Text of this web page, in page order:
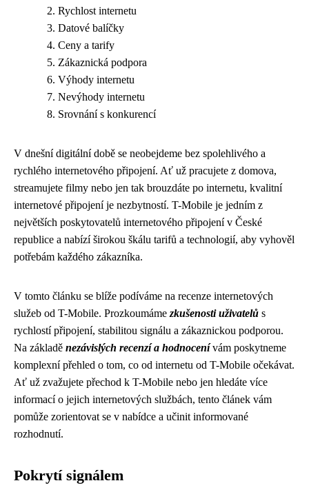
Rychlost internetu
Datové balíčky
Ceny a tarify
Zákaznická podpora
Výhody internetu
Nevýhody internetu
Srovnání s konkurencí
V dnešní digitální době se neobejdeme bez spolehlivého a
rychlého internetového připojení. Ať už pracujete z domova,
streamujete filmy nebo jen tak brouzdáte po internetu, kvalitní
internetové připojení je nezbytností. T-Mobile je jedním z
největších poskytovatelů internetového připojení v České
republice a nabízí širokou škálu tarifů a technologií, aby vyhověl
potřebám každého zákazníka.
V tomto článku se blíže podíváme na recenze internetových
služeb od T-Mobile. Prozkoumáme zkušenosti uživatelů s
rychlostí připojení, stabilitou signálu a zákaznickou podporou.
Na základě nezávislých recenzí a hodnocenívám poskytneme
komplexní přehled o tom, co od internetu od T-Mobile očekávat.
Ať už zvažujete přechod k T-Mobile nebo jen hledáte více
informací o jejich internetových službách, tento článek vám
pomůže zorientovat se v nabídce a učinit informované
rozhodnutí.
Pokrytí signálem